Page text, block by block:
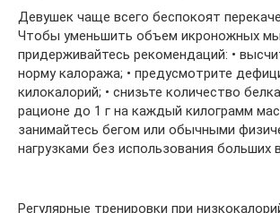
Девушек чаще всего беспокоят
Чтобы уменьшить объем икроножных
придерживайтесь рекомендаций: •
норму калоража; • предусмотрите
килокалорий; • снизьте количество
рационе до 1 г на каждый килограмм
занимайтесь бегом или обычными
нагрузками без использования больших
Регулярные тренировки при